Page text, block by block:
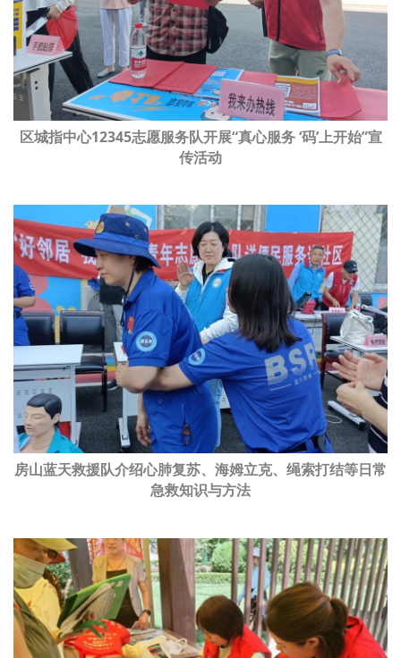
区城指中心12345志愿服务队开展“真心服务 ‘码’上开始”宣
传活动
房山蓝天救援队介绍心肺复苏、海姆立克、绳索打结等日常
急救知识与方法